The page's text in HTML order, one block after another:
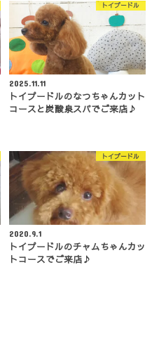
トイプードル
2025.11.11
トイプードルのなつちゃんカット
コースと炭酸泉スパでご来店♪
トイプードル
2020.9.1
トイプードルのチャムちゃんカッ
トコースでご来店♪